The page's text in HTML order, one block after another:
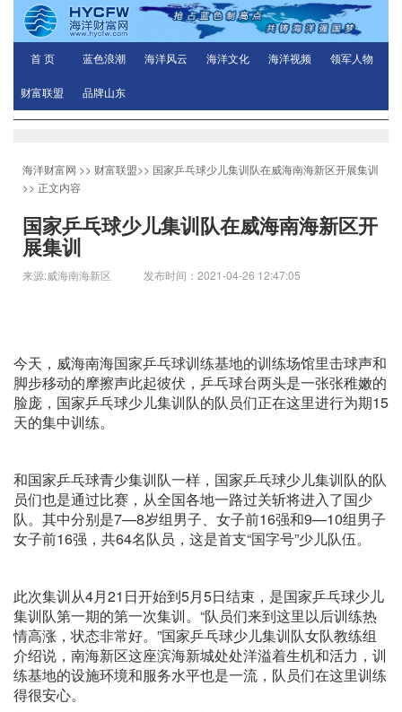
首 页 蓝色浪潮 海洋风云 海洋文化 海洋视频 领军人物
财富联盟 品牌山东
海洋财富网 >> 财富联盟>> 国家乒乓球少儿集训队在威海南海新区开展集训
>> 正文内容
国家乒乓球少儿集训队在威海南海新区开
展集训
来源:威海南海新区 发布时间：2021-04-26 12:47:05
今天，威海南海国家乒乓球训练基地的训练场馆里击球声和
脚步移动的摩擦声此起彼伏，乒乓球台两头是一张张稚嫩的
脸庞，国家乒乓球少儿集训队的队员们正在这里进行为期15
天的集中训练。
和国家乒乓球青少集训队一样，国家乒乓球少儿集训队的队
员们也是通过比赛，从全国各地一路过关斩将进入了国少
队。其中分别是7—8岁组男子、女子前16强和9—10组男子
女子前16强，共64名队员，这是首支“国字号”少儿队伍。
此次集训从4月21日开始到5月5日结束，是国家乒乓球少儿
集训队第一期的第一次集训。“队员们来到这里以后训练热
情高涨，状态非常好。”国家乒乓球少儿集训队女队教练组
介绍说，南海新区这座滨海新城处处洋溢着生机和活力，训
练基地的设施环境和服务水平也是一流，队员们在这里训练
得很安心。